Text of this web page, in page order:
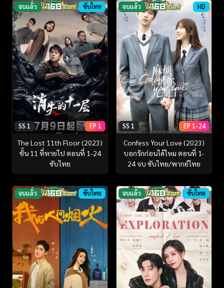
จบแล้ว ซับไทย
SS 1 EP 1
The Lost 11th Floor (2023)
ชั้น 11 ที่หายไป ตอนที่ 1-24
ซับไทย
จบแล้ว HD
SS 1 EP 1-24
Confess Your Love (2023)
บอกรักก่อนได้ไหม ตอนที่ 1-
24 จบ ซับไทย/พากย์ไทย
จบแล้ว ซับไทย จบแล้ว ซับไทย